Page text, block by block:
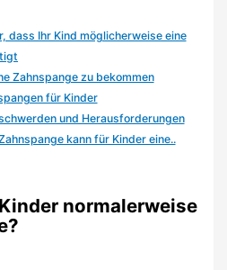
dass Ihr Kind möglicherweise eine
Zahnspange zu bekommen
für Kinder
und Herausforderungen
kann für Kinder eine..
normalerweise